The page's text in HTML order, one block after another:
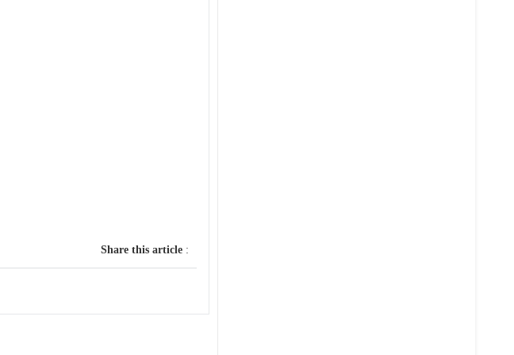
Share this article: